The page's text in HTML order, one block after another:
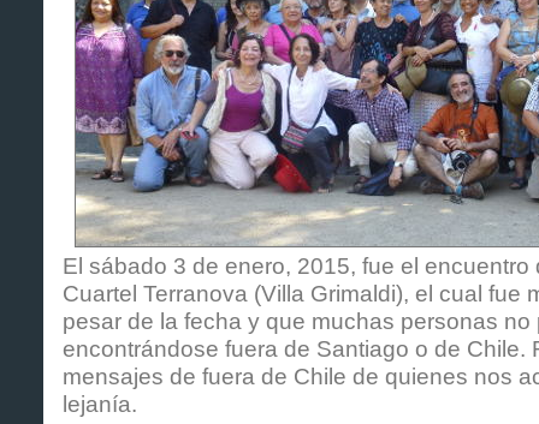
El sábado 3 de enero, 2015, fue el
Cuartel Terranova (Villa Grimaldi), el cual fue
pesar de la fecha y que muchas personas no
encontrándose fuera de Santiago o de Chile.
mensajes de fuera de Chile de quienes nos
lejanía.